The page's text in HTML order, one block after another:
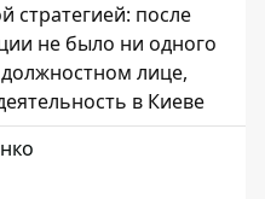
стратегией: после
не было ни одного
лице,
в Киеве